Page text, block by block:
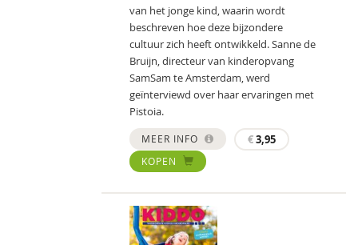
van het jonge kind, waarin wordt
beschreven hoe deze bijzondere
cultuur zich heeft ontwikkeld. Sanne de
Bruijn, directeur van kinderopvang
SamSam te Amsterdam, werd
geïnterviewd over haar ervaringen met
Pistoia.
MEER INFO €3,95
KOPEN